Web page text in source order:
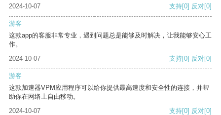
2024-10-07
支持[0] 反对[0]
游客
这款app的客服非常专业，遇到问题总是能够及时解决，让我能够安心工
作。
2024-10-07
支持[0] 反对[0]
游客
这款加速器VPM应用程序可以给你提供最高速度和安全性的连接，并帮
助你在网络上自由移动。
2024-10-07
支持[0] 反对[0]